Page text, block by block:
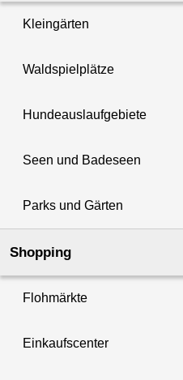
Kleingärten
Waldspielplätze
Hundeauslaufgebiete
Seen und Badeseen
Parks und Gärten
Shopping
Flohmärkte
Einkaufscenter